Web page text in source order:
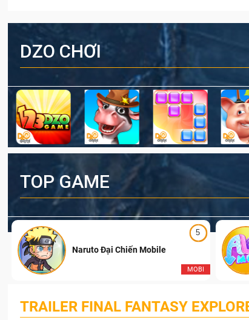
DZO CHƠI
TOP GAME
5
MOBI
Naruto Đại Chiến Mobile
TRAILER FINAL FANTASY